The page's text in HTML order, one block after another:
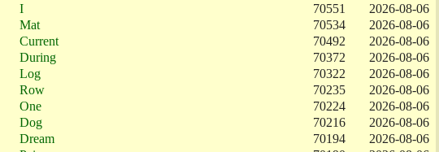
I 70551
2026-08-06
Mat 70534
2026-08-06
Current 70492
2026-08-06
During 70372
2026-08-06
Log 70322
2026-08-06
Row 70235
2026-08-06
One 70224
2026-08-06
Dog 70216
2026-08-06
Dream 70194
2026-08-06